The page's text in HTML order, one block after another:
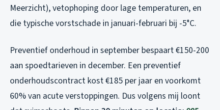
Meerzicht), vetophoping door lage temperaturen, en
die typische vorstschade in januari-februari bij -5°C.
Preventief onderhoud in september bespaart €150-200
aan spoedtarieven in december. Een preventief
onderhoudscontract kost €185 per jaar en voorkomt
60% van acute verstoppingen. Dus volgens mij loont